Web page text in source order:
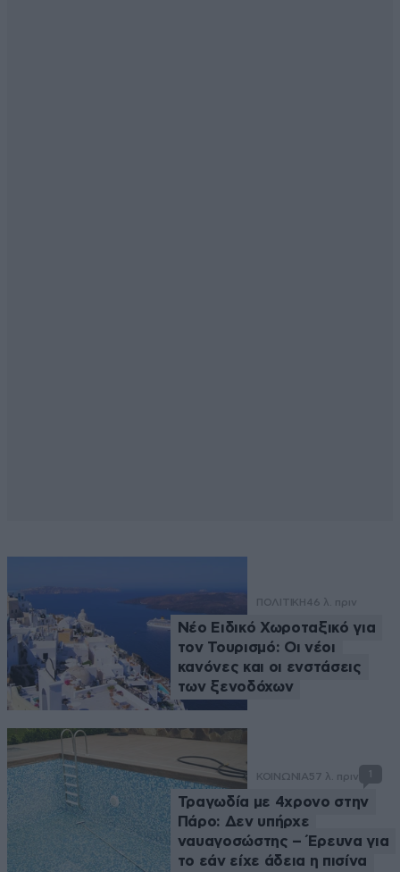
ΠΟΛΙΤΙΚΗ46 λ. πριν
Νέο Ειδικό Χωροταξικό για
τον Τουρισμό: Οι νέοι
κανόνες και οι ενστάσεις
των ξενοδόχων
ΚΟΙΝΩΝΙΑ57 λ. πριν 1
Τραγωδία με 4χρονο στην
Πάρο: Δεν υπήρχε
ναυαγοσώστης – Έρευνα για
το εάν είχε άδεια η πισίνα